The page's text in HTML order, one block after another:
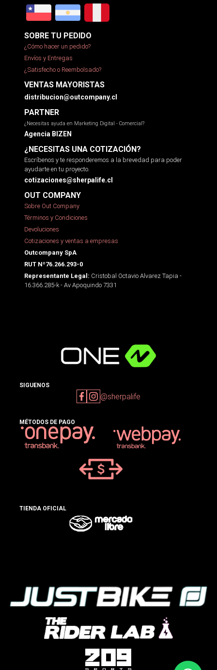
SOBRE TU PEDIDO
¿Cómo hacer un pedido?
Envíos y Entregas
¿Satisfecho o Reembolsado?
VENTAS MAYORISTAS
distribucion@outcompany.cl
PARTNER
¿Necesitas ayuda en Marketing Digital - Comercial?
Agencia BIZEN
¿NECESITAS UNA COTIZACIÓN?
Escríbenos y te responderemos a la brevedad para poder
ayudarte en tu proyecto.
cotizaciones@sherpalife.cl
OUT COMPANY
Sobre Out Company
Términos y Condiciones
Devoluciones
Cotizaciones y ventas a empresas
Outcompany SpA
RUT Nº76.266.293-0
Representante Legal: Cristobal Octavio Alvarez Tapia -
16.366.285-k - Av Apoquindo 7331
SIGUENOS
@sherpalife
MÉTODOS DE PAGO
TIENDA OFICIAL